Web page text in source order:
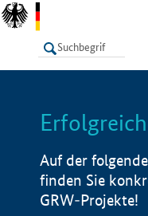
LISTE
Auf der
finden Sie
GRW-Projekte!